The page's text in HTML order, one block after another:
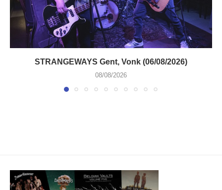
STRANGEWAYS Gent, Vonk (06/08/2026)
08/08/2026